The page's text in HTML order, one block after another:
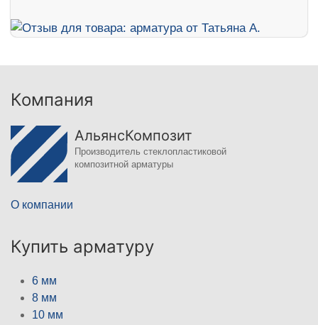
Компания
АльянсКомпозит
Производитель стеклопластиковой
композитной арматуры
О компании
Купить арматуру
6 мм
8 мм
10 мм